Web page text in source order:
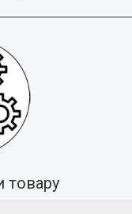
товару